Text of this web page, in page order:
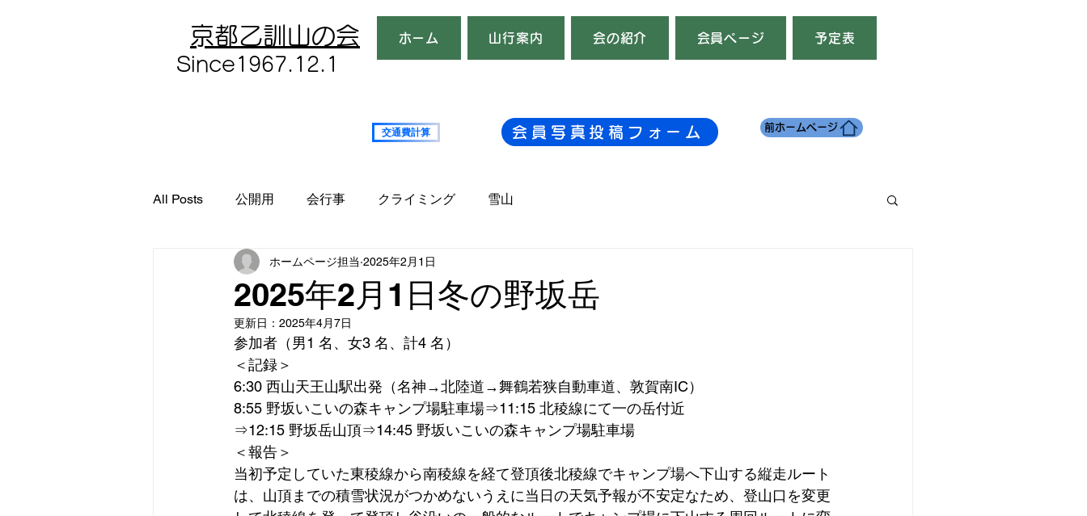
​京都乙訓山の会
​Since1967.12.1
ホーム 山行案内 会の紹介 会員ページ 予定表
交通費計算 複数台
会員写真投稿フォーム 前ホームページ
All Posts 公開用 会行事 クライミング 雪山
2025年2月1日冬の野坂岳
ホームページ担当 2025年2月1日
更新日： 2025年4月7日
参加者（男1 名、女3 名、計4 名）
＜記録＞
6:30 西山天王山駅出発（名神→北陸道→舞鶴若狭自動車道、敦賀南IC）
8:55 野坂いこいの森キャンプ場駐車場⇒11:15 北稜線にて一の岳付近
⇒12:15 野坂岳山頂⇒14:45 野坂いこいの森キャンプ場駐車場
＜報告＞
当初予定していた東稜線から南稜線を経て登頂後北稜線でキャンプ場へ下山する縦走ルート
は、山頂までの積雪状況がつかめないうえに当日の天気予報が不安定なため、登山口を変更